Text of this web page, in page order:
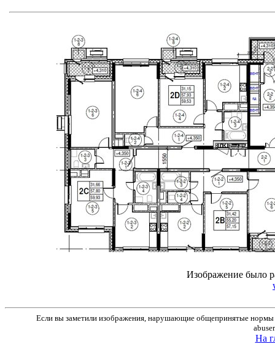
Изображение было
Если вы заметили изображения, нарушающие общепринятые нормы
На